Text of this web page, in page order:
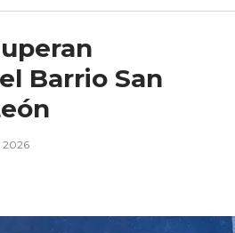
Barrio San
2026